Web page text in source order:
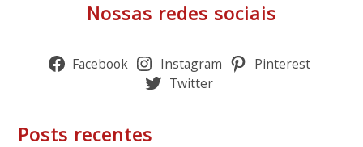
Nossas redes sociais
Facebook Instagram
Pinterest
Twitter
Posts recentes